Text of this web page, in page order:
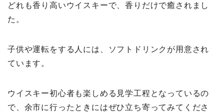
どれも香り高いウイスキーで、香りだけで癒されまし
た。
子供や運転をする人には、ソフトドリンクが用意され
ています。
ウイスキー初心者も楽しめる見学工程となっているの
で、余市に行ったときにはぜひ立ち寄ってみてくださ